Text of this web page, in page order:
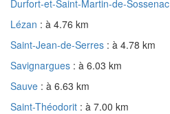
Durfort-et-Saint-Martin-de-Sossenac
Lézan : à 4.76 km
Saint-Jean-de-Serres : à 4.78 km
Savignargues : à 6.03 km
Sauve : à 6.63 km
Saint-Théodorit : à 7.00 km